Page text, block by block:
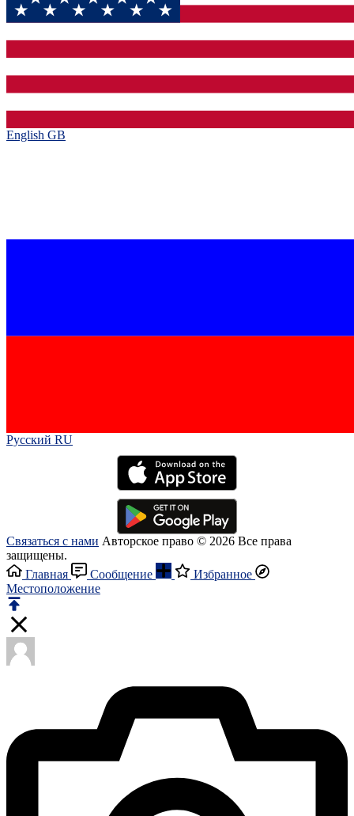
English GB‎
Русский RU‎
Связаться с нами Авторское право © 2026 Все права
защищены.
Главная
Сообщение
Избранное
Местоположение